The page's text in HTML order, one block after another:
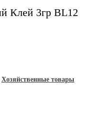
Клей 3гр BL12
Хозяйственные товары